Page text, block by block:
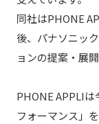
同社はPHONE
後、パナソニッ
ョンの提案・展
PHONE APPLI
フォーマンス」